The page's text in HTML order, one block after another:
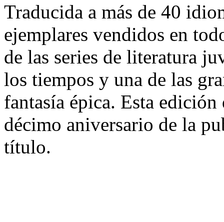
Traducida a más de 40
ejemplares vendidos en
de las series de literatura
los tiempos y una de las
fantasía épica. Esta
décimo aniversario de la
título.